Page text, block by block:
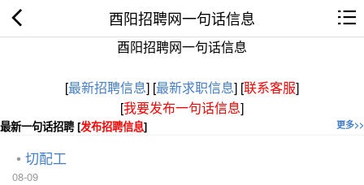
酉阳招聘网一句话信息
酉阳招聘网一句话信息
[最新招聘信息] [最新求职信息] [联系客服]
[我要发布一句话信息]
更多>>
最新一句话招聘 [发布招聘信息]
切配工
08-09